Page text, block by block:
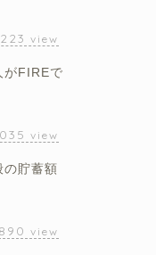
view
がFIREで
view
の貯蓄額
view